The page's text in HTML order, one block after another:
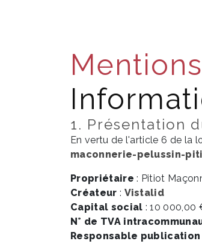
1. Présentation
En vertu de l'article 6 de la
maconnerie-pelussin-
Propriétaire : Pitiot
Créateur : Vistalid
Capital social : 10 000,00
N° de TVA
Responsable publication